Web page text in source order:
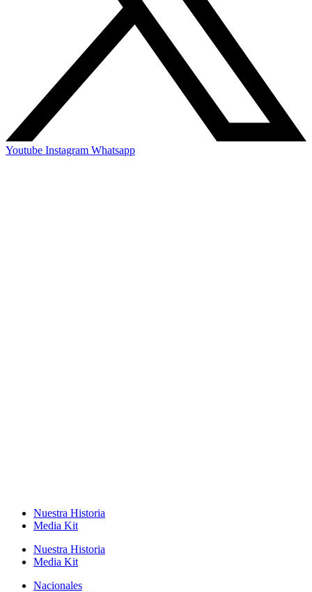
Youtube Instagram Whatsapp
Nuestra Historia
Media Kit
Nuestra Historia
Media Kit
Nacionales